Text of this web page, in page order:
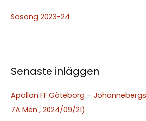
e
Säsong 2023-24
Senaste inläggen
Apollon FF Göteborg –
7A Men , 2024/09/21)